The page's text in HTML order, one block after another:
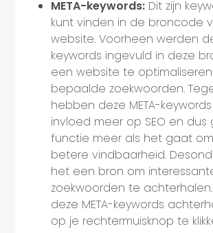
META-keywords: Dit zijn
kunt vinden in de broncode
website. Voorheen werden
keywords ingevuld in deze
een website te
bepaalde zoekwoorden.
hebben deze META-
invloed meer op SEO en dus
functie meer als het gaat
betere vindbaarheid.
het een bron om
zoekwoorden te
deze META-keywords
op je rechtermuisknop te